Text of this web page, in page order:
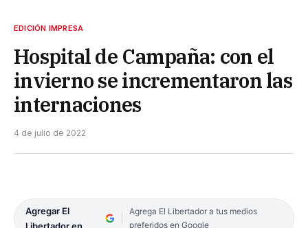
EDICIÓN IMPRESA
Hospital de Campaña: con el
invierno se incrementaron las
internaciones
4 de julio de 2022
Agregar El
Libertador en
Agrega El Libertador a tus medios
preferidos en Google